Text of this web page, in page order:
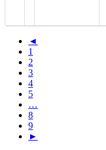
◄
1
2
3
4
5
…
8
9
►